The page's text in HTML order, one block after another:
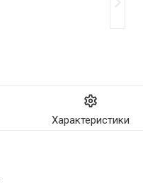
Характеристики